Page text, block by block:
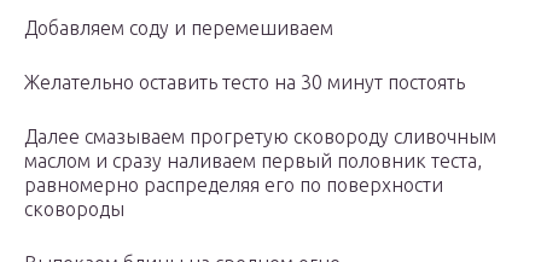
Добавляем соду и перемешиваем
Желательно оставить тесто на 30 минут постоять
Далее смазываем прогретую сковороду сливочным
маслом и сразу наливаем первый половник теста,
равномерно распределяя его по поверхности
сковороды